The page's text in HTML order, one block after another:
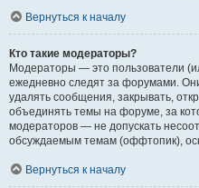
Вернуться к началу
Кто такие модераторы?
Модераторы — это пользователи
ежедневно следят за форумами.
удалять сообщения, закрывать,
объединять темы на форуме, за
модераторов — не допускать
обсуждаемым темам (оффтопик),
Вернуться к началу